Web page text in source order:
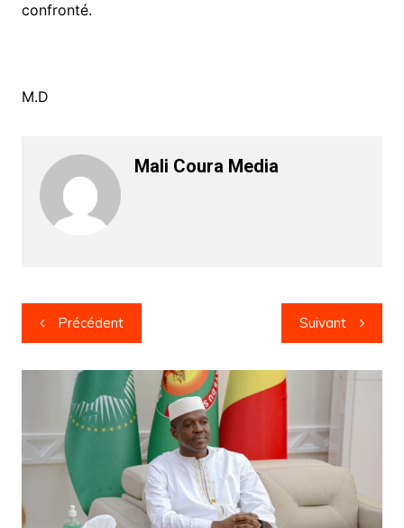
confronté.
‎M.D
Mali Coura Media
Navigation
de
l’article
Précédent Suivant